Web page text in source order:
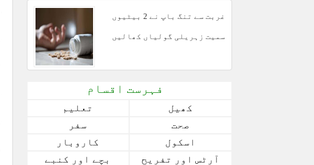
غربت سے تنگ باپ نے 2 بیٹیوں
سمیت زہریلی گولیاں کھالیں
فہرست اقسام
کھیل
تعلیم
صحت
سفر
اسکول
کاروبار
آرٹس اور تفریح
بچے اور کنبے